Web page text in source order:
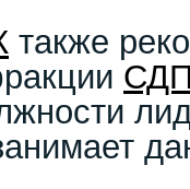
также